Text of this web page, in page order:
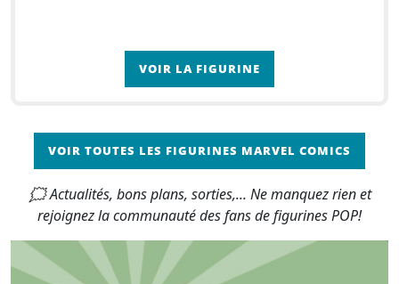
VOIR LA FIGURINE
VOIR TOUTES LES FIGURINES MARVEL COMICS
🗯 Actualités, bons plans, sorties,... Ne manquez rien et
rejoignez la communauté des fans de figurines POP!